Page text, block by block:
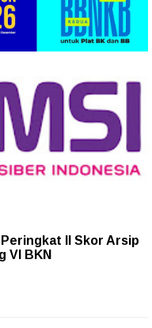
II Skor Arsip
VI BKN